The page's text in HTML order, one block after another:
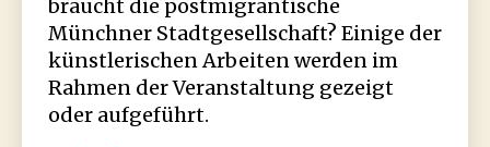
braucht die postmigrantische
Münchner Stadtgesellschaft? Einige der
künstlerischen Arbeiten werden im
Rahmen der Veranstaltung gezeigt
oder aufgeführt.